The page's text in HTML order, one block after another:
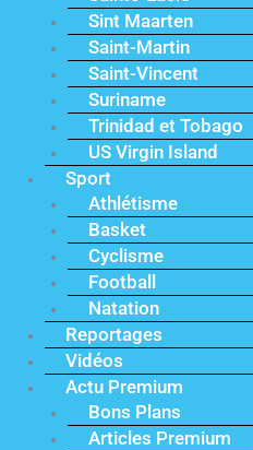
Sint Maarten
Saint-Martin
Saint-Vincent
Suriname
Trinidad et Tobago
US Virgin Island
Sport
Athlétisme
Basket
Cyclisme
Football
Natation
Reportages
Vidéos
Actu Premium
Bons Plans
Articles Premium